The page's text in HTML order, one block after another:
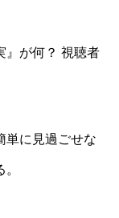
』が何？ 視聴者
単に見過ごせな